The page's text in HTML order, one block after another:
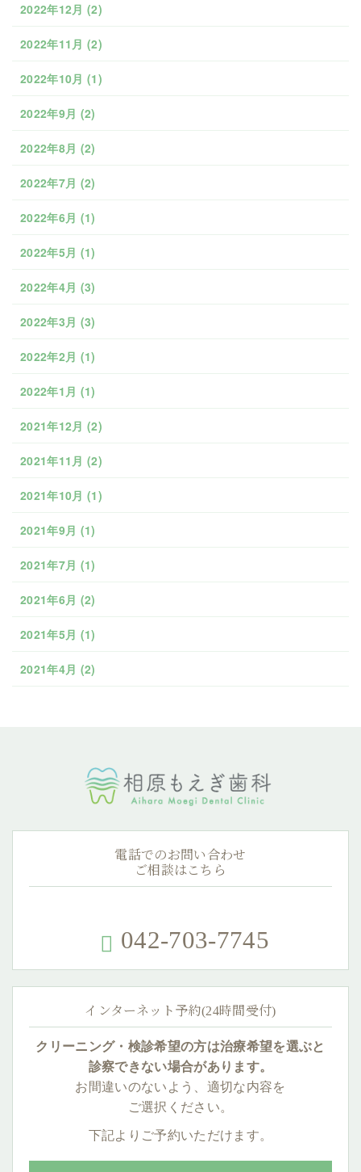
2022年12月 (2)
2022年11月 (2)
2022年10月 (1)
2022年9月 (2)
2022年8月 (2)
2022年7月 (2)
2022年6月 (1)
2022年5月 (1)
2022年4月 (3)
2022年3月 (3)
2022年2月 (1)
2022年1月 (1)
2021年12月 (2)
2021年11月 (2)
2021年10月 (1)
2021年9月 (1)
2021年7月 (1)
2021年6月 (2)
2021年5月 (1)
2021年4月 (2)
電話でのお問い合わせ
ご相談はこちら
042-703-7745
インターネット予約(24時間受付)
クリーニング・検診希望の方は治療希望を選ぶと
診察できない場合があります。
お間違いのないよう、適切な内容を
ご選択ください。
下記よりご予約いただけます。